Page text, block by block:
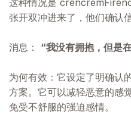
这种情况是
张开双冲进来了，他们确认
消息： “我没有拥抱，但是
为何有效：它设定了明确认
方案。它可以减轻恶意的感
免受不舒服的强迫感情。